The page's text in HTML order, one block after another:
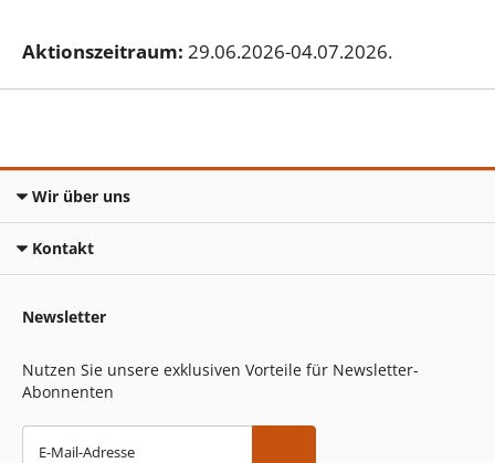
Aktionszeitraum: 29.06.2026-04.07.2026.
Wir über uns
Kontakt
Newsletter
Nutzen Sie unsere exklusiven Vorteile für Newsletter-
Abonnenten
E-Mail-Adresse